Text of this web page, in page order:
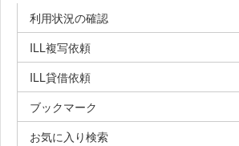
利用状況の確認
ILL複写依頼
ILL貸借依頼
ブックマーク
お気に入り検索